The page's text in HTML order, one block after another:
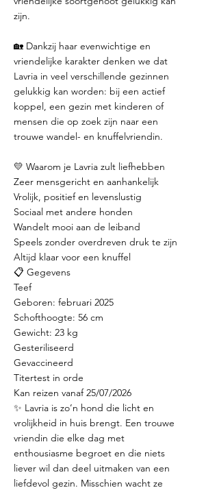
zijn.
🏡 Dankzij haar evenwichtige en
vriendelijke karakter denken we dat
Lavria in veel verschillende gezinnen
gelukkig kan worden: bij een actief
koppel, een gezin met kinderen of
mensen die op zoek zijn naar een
trouwe wandel- en knuffelvriendin.
💛 Waarom je Lavria zult liefhebben
Zeer mensgericht en aanhankelijk
Vrolijk, positief en levenslustig
Sociaal met andere honden
Wandelt mooi aan de leiband
Speels zonder overdreven druk te zijn
Altijd klaar voor een knuffel
📋 Gegevens
Teef
Geboren: februari 2025
Schofthoogte: 56 cm
Gewicht: 23 kg
Gesteriliseerd
Gevaccineerd
Titertest in orde
Kan reizen vanaf 25/07/2026
✨ Lavria is zo’n hond die licht en
vrolijkheid in huis brengt. Een trouwe
vriendin die elke dag met
enthousiasme begroet en die niets
liever wil dan deel uitmaken van een
liefdevol gezin. Misschien wacht ze